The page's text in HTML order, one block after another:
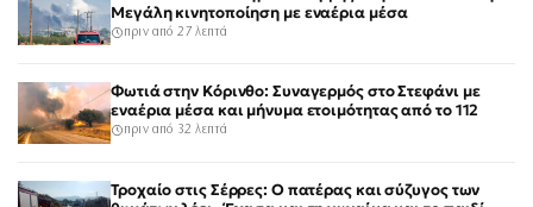
Μεγάλη κινητοποίηση με εναέρια μέσα
πριν από 27 λεπτά
Φωτιά στην Κόρινθο: Συναγερμός στο Στεφάνι με
εναέρια μέσα και μήνυμα ετοιμότητας από το 112
πριν από 32 λεπτά
Τροχαίο στις Σέρρες: Ο πατέρας και σύζυγος των